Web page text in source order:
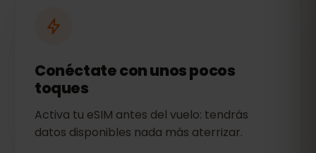
Conéctate con unos pocos
toques
Activa tu eSIM antes del vuelo: tendrás
datos disponibles nada más aterrizar.